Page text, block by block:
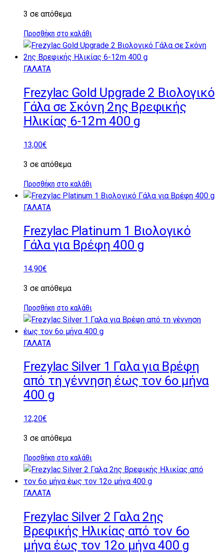
3 σε απόθεμα
Προσθήκη στο καλάθι
ΓΑΛΑΤΑ
Frezylac Gold Upgrade 2 Βιολογικό
Γάλα σε Σκόνη 2ης Βρεφικής
Ηλικίας 6-12m 400 g
13,00€
3 σε απόθεμα
Προσθήκη στο καλάθι
ΓΑΛΑΤΑ
Frezylac Platinum 1 Βιολογικό
Γάλα για Βρέφη 400 g
14,90€
3 σε απόθεμα
Προσθήκη στο καλάθι
ΓΑΛΑΤΑ
Frezylac Silver 1 Γαλα για Βρέφη
από τη γέννηση έως τον 6ο μήνα
400 g
12,20€
3 σε απόθεμα
Προσθήκη στο καλάθι
ΓΑΛΑΤΑ
Frezylac Silver 2 Γαλα 2ης
Βρεφικής Ηλικίας από τον 6ο
μήνα έως τον 12ο μήνα 400 g